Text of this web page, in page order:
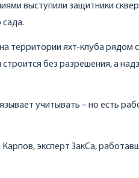
выступили защитники
сада.
территории яхт-клуба рядом
без разрешения, а
учитывать – но есть
эксперт ЗакСа,